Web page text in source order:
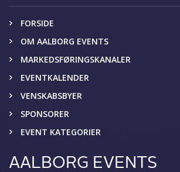
FORSIDE
OM AALBORG EVENTS
MARKEDSFØRINGSKANALER
EVENTKALENDER
VENSKABSBYER
SPONSORER
EVENT KATEGORIER
AALBORG EVENTS